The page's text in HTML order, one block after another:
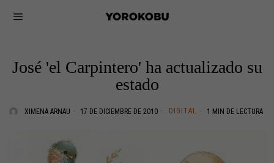
José 'el Carpintero' ha actualizado su
estado
XIMENA ARNAU 17 DE DICIEMBRE DE 2010 DIGITAL 1 MIN DE LECTURA